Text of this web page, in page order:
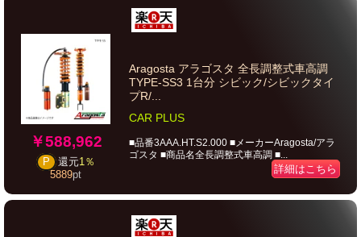
￥588,962
P 還元1％
5889pt
Aragosta アラゴスタ 全長調整式車高調
TYPE-SS3 1台分 シビック/シビックタイ
プR/...
CAR PLUS
■品番3AAA.HT.S2.000 ■メーカーAragosta/アラ
ゴスタ ■商品名全長調整式車高調 ■...
詳細はこちら